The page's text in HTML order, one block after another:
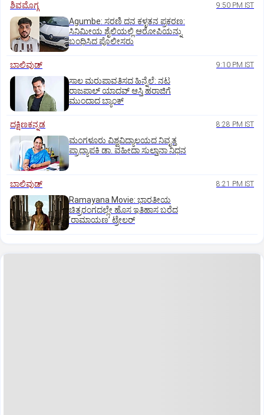
ಶಿವಮೊಗ್ಗ 9:50 PM IST
Agumbe: ಸರಣಿ ದನ ಕಳ್ಳತನ ಪ್ರಕರಣ:
ಸಿನಿಮೀಯ ಶೈಲಿಯಲ್ಲಿ ಆರೋಪಿಯನ್ನು
ಬಂಧಿಸಿದ ಪೊಲೀಸರು
ಬಾಲಿವುಡ್‌ 9:10 PM IST
ಸಾಲ ಮರುಪಾವತಿಸದ ಹಿನ್ನೆಲೆ: ನಟ
ರಾಜಪಾಲ್ ಯಾದವ್‌ ಆಸ್ತಿ ಹರಾಜಿಗೆ
ಮುಂದಾದ ಬ್ಯಾಂಕ್
ದಕ್ಷಿಣಕನ್ನಡ 8:28 PM IST
ಮಂಗಳೂರು ವಿಶ್ವವಿದ್ಯಾಲಯದ ನಿವೃತ್ತ
ಪ್ರಾಧ್ಯಾಪಕಿ ಡಾ. ವಹೀದಾ ಸುಲ್ತಾನಾ ನಿಧನ
ಬಾಲಿವುಡ್‌ 8:21 PM IST
Ramayana Movie: ಭಾರತೀಯ
ಚಿತ್ರರಂಗದಲ್ಲೇ ಹೊಸ ಇತಿಹಾಸ ಬರೆದ
ʼರಾಮಾಯಣʼ ಟ್ರೇಲರ್